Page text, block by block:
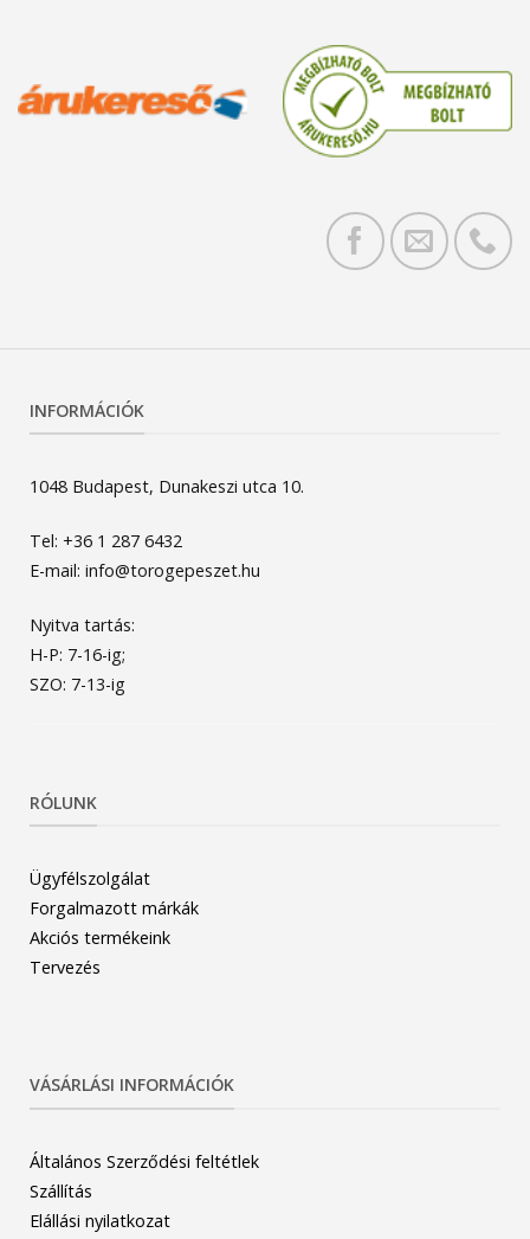
INFORMÁCIÓK
1048 Budapest, Dunakeszi utca 10.
Tel: +36 1 287 6432
E-mail: info@torogepeszet.hu
Nyitva tartás:
H-P: 7-16-ig;
SZO: 7-13-ig
RÓLUNK
Ügyfélszolgálat
Forgalmazott márkák
Akciós termékeink
Tervezés
VÁSÁRLÁSI INFORMÁCIÓK
Általános Szerződési feltétlek
Szállítás
Elállási nyilatkozat